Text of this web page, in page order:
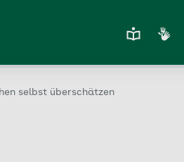
selbst überschätzen